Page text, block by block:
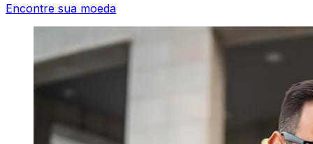
Encontre sua moeda